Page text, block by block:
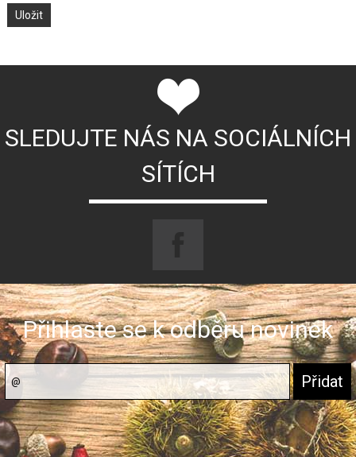
SLEDUJTE NÁS NA SOCIÁLNÍCH
SÍTÍCH
Přihlaste se k odběru novinek